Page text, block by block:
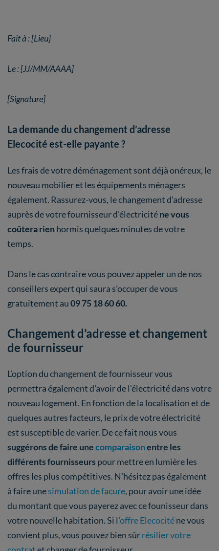
Fait à : [Lieu]
Le : [JJ/MM/AAAA]
[Signature]
La demande du changement d’adresse
Elecocité est-elle payante ?
Les frais de votre déménagement sont déjà onéreux, le
nouveau mobilier et les équipements ménagers
également. Rassurez-vous, le changement d’adresse
auprès de votre fournisseur d'électriciténe vous
coûtera rienhormis quelques minutes de votre
temps.
Dans le cas contraire vous pouvez appeler un de nos
conseillers expert qui saura s’occuper de vous
gratuitement au09 75 18 60 60.
Changement d’adresse et changement
de fournisseur
L’option du changement de fournisseur vous
permettra également d’avoir de l'électricité dans votre
nouveau logement. En fonction de la localisation et de
quelques autres facteurs, le prix de votre électricité
est susceptible de varier. De ce fait nous vous
suggérons de faire unecomparaisonentre les
différents fournisseurs pour mettre en lumière les
offres les plus compétitives. N'hésitez pas également
à faire unesimulation de facure, pour avoir une idée
du montant que vous payerez avec ce founisseur dans
votre nouvelle habitation. Si l'offre Elecociténe vous
convient plus, vous pouvez bien sûrrésilier votre